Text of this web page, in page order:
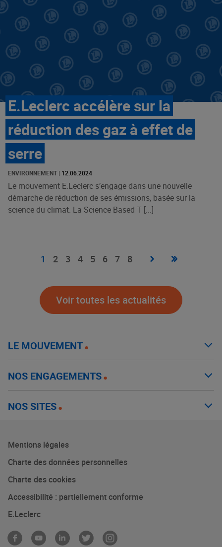
E.Leclerc accélère sur la
réduction des gaz à effet de
serre
ENVIRONNEMENT | 12.06.2024
Le mouvement E.Leclerc s’engage dans une nouvelle
démarche de réduction de ses émissions, basée sur la
science du climat. La Science Based T [...]
Page
1 Page
2 Page
3 Page
4 Page
5 Page
6 Page
7 Page
8
Page
Dernière
»
Voir toutes les actualités
LE MOUVEMENT
NOS ENGAGEMENTS
NOS SITES
Mentions légales
Charte des données personnelles
Charte des cookies
Accessibilité : partiellement conforme
E.Leclerc